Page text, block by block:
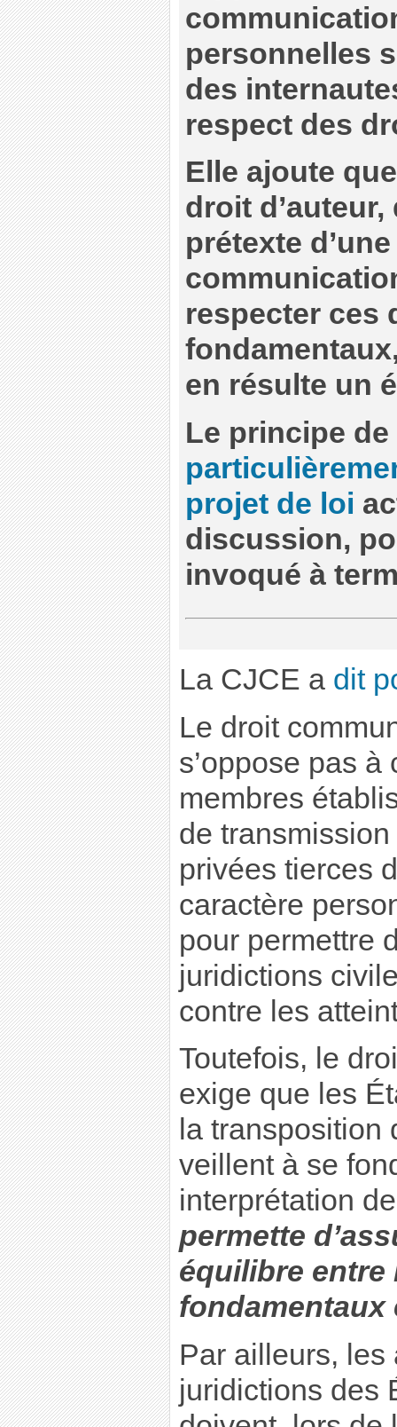
personnelles
des
respect des
Elle ajoute
droit
prétexte
respecter ces
en résulte un
Le principe
projet de loi
discussion,
invoqué à
La CJCE a dit
Le droit
s’oppose pas
membres
de
privées tierces
caractère
pour permettre
juridictions
contre les
Toutefois, le
exige que les
la transposition
veillent à se
interprétation
permette
équilibre
fondamentaux
Par ailleurs, les
juridictions des